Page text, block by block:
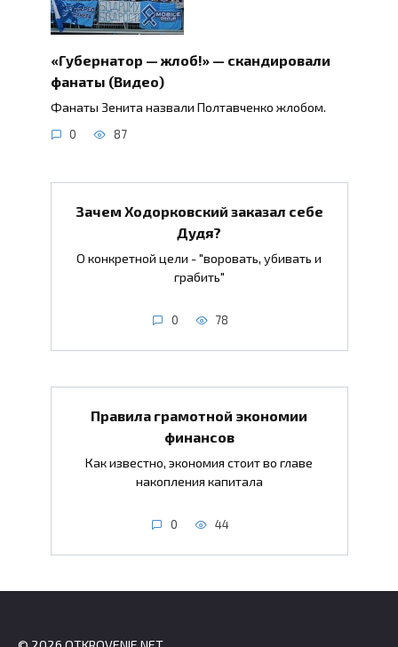
«Губернатор — жлоб!» — скандировали
фанаты (Видео)
Фанаты Зенита назвали Полтавченко жлобом.
0 87
Зачем Ходорковский заказал себе
Дудя?
О конкретной цели - "воровать, убивать и
грабить"
0 78
Правила грамотной экономии
финансов
Как известно, экономия стоит во главе
накопления капитала
0 44